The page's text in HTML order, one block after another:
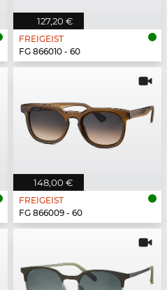
127,20 €
FREIGEIST
FG 866010 - 60
148,00 €
FREIGEIST
FG 866009 - 60